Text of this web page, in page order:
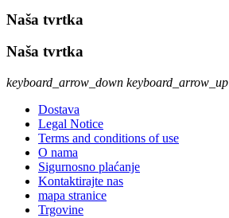
Naša tvrtka
Naša tvrtka
keyboard_arrow_down keyboard_arrow_up
Dostava
Legal Notice
Terms and conditions of use
O nama
Sigurnosno plaćanje
Kontaktirajte nas
mapa stranice
Trgovine